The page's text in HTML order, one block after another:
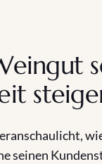
seinen